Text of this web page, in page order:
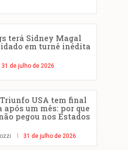
terá Sidney Magal
em turnê inédita
31 de julho de 2026
USA tem final
após um mês: por que
pegou nos Estados
31 de julho de 2026